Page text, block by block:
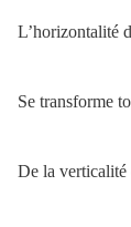
L’horizontalité
Se transforme
De la verticalité